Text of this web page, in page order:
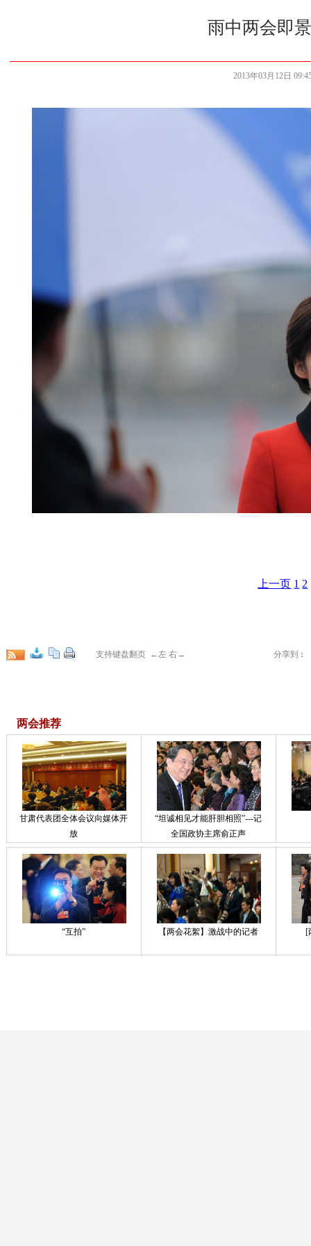
雨中两会即
2013年03月12日
上一页 1 2
支持键盘翻页 ←左 右→ 分享到 :
两会推荐
甘肃代表团全体会议向媒体开
放
“坦诚相见才能肝胆相照”---记
全国政协主席俞正声
“互拍” 【两会花絮】激战中的记者 [